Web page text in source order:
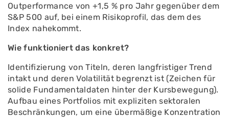
Outperformance von +1,5 % pro Jahr gegenüber dem
S&P 500 auf, bei einem Risikoprofil, das dem des
Index nahekommt.
Wie funktioniert das konkret?
Identifizierung von Titeln, deren langfristiger Trend
intakt und deren Volatilität begrenzt ist (Zeichen für
solide Fundamentaldaten hinter der Kursbewegung).
Aufbau eines Portfolios mit expliziten sektoralen
Beschränkungen, um eine übermäßige Konzentration